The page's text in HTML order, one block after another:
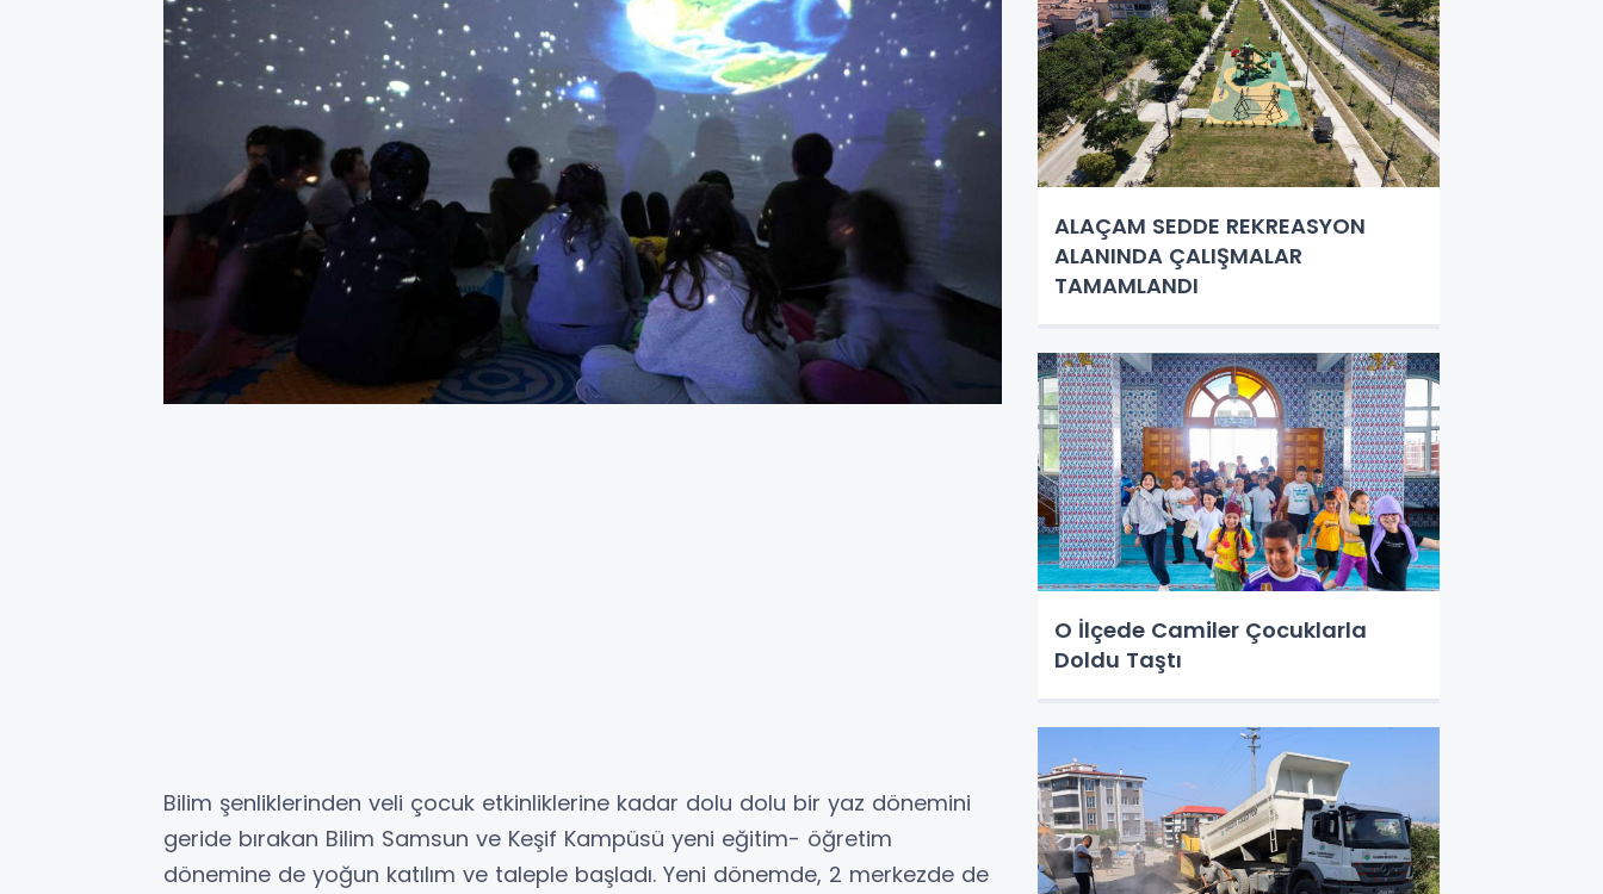
Bilim şenliklerinden veli çocuk etkinliklerine kadar dolu dolu bir yaz dönemini
geride bırakan Bilim Samsun ve Keşif Kampüsü yeni eğitim- öğretim
dönemine de yoğun katılım ve taleple başladı. Yeni dönemde, 2 merkezde de
ALAÇAM SEDDE REKREASYON
ALANINDA ÇALIŞMALAR
TAMAMLANDI
O İlçede Camiler Çocuklarla
Doldu Taştı